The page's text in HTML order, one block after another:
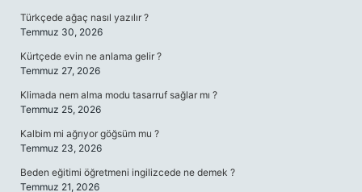
Türkçede ağaç nasıl yazılır ?
Temmuz 30, 2026
Kürtçede evin ne anlama gelir ?
Temmuz 27, 2026
Klimada nem alma modu tasarruf sağlar mı ?
Temmuz 25, 2026
Kalbim mi ağrıyor göğsüm mu ?
Temmuz 23, 2026
Beden eğitimi öğretmeni ingilizcede ne demek ?
Temmuz 21, 2026